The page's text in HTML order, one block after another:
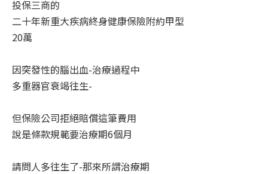
投保三商的
二十年新重大疾病終身健康保險附約甲型
20萬
因突發性的腦出血-治療過程中
多重器官衰竭往生-
但保險公司拒絕賠償這筆費用
說是條款規範要治療期6個月
請問人多往生了-那來所謂治療期